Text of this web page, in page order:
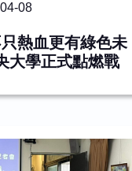
08
熱血更有綠色未
大學正式點燃戰